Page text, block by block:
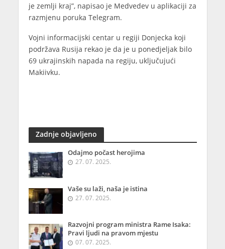
je zemlji kraj”, napisao je Medvedev u aplikaciji za
razmjenu poruka Telegram.
Vojni informacijski centar u regiji Donjecka koji
podržava Rusija rekao je da je u ponedjeljak bilo
69 ukrajinskih napada na regiju, uključujući
Makiivku.
Zadnje objavljeno
Odajmo počast herojima
27. 07. 2025.
Vaše su laži, naša je istina
27. 07. 2025.
Razvojni program ministra Rame Isaka:
Pravi ljudi na pravom mjestu
07. 07. 2025.